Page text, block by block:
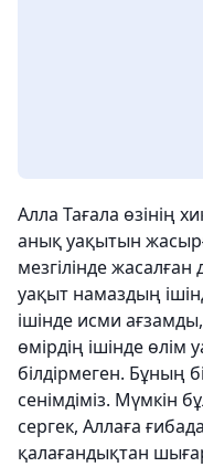
Алла Тағала өзінің
анық уақытын
мезгілінде
уақыт намаздың
ішінде исми
өмірдің ішінде өлім
білдірмеген. Бұның
сенімдіміз. Мүмкін
сергек, Аллаға
қалағандықтан